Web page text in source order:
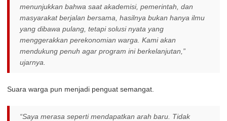
menunjukkan bahwa saat akademisi, pemerintah, dan
masyarakat berjalan bersama, hasilnya bukan hanya ilmu
yang dibawa pulang, tetapi solusi nyata yang
menggerakkan perekonomian warga. Kami akan
mendukung penuh agar program ini berkelanjutan,”
ujarnya.
Suara warga pun menjadi penguat semangat.
“Saya merasa seperti mendapatkan arah baru. Tidak